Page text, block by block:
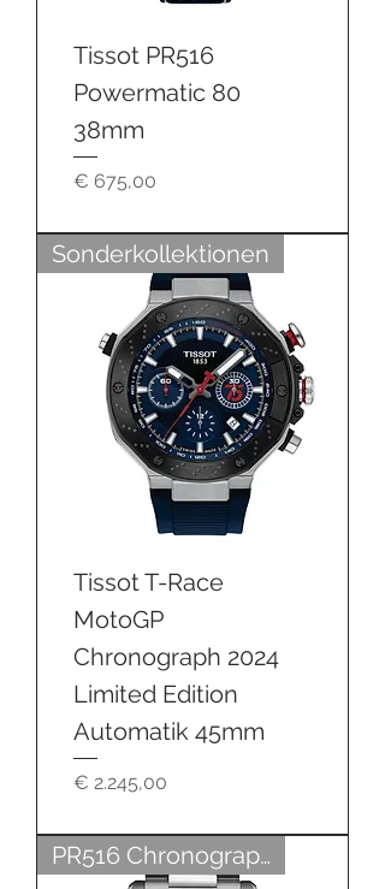
Tissot PR516
Powermatic 80
38mm
Preis
€ 675,00
Sonderkollektionen
Tissot T-Race
MotoGP
Chronograph 2024
Limited Edition
Automatik 45mm
Preis
€ 2.245,00
PR516 Chronograph